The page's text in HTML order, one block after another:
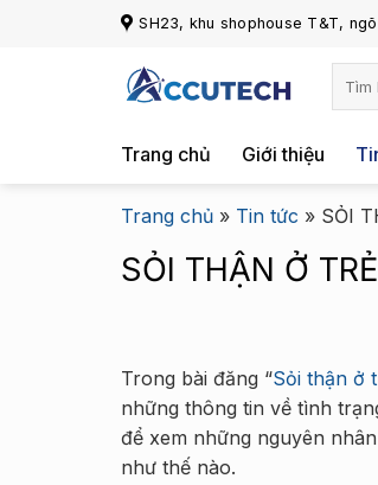
SH23, khu shophouse T&T,
Trang chủ Giới thiệu
Trang chủ » Tin tức » SỎI
SỎI THẬN Ở
Trong bài đăng “Sỏi thận ở
những thông tin về tình
để xem những nguyên
như thế nào.